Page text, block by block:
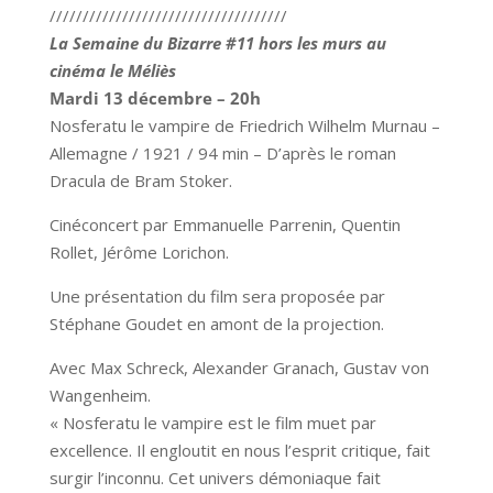
////////////////////////////////////
La Semaine du Bizarre #11 hors les murs au
cinéma le Méliès
Mardi 13 décembre – 20h
Nosferatu le vampire de Friedrich Wilhelm Murnau –
Allemagne / 1921 / 94 min – D’après le roman
Dracula de Bram Stoker.
Cinéconcert par Emmanuelle Parrenin, Quentin
Rollet, Jérôme Lorichon.
Une présentation du film sera proposée par
Stéphane Goudet en amont de la projection.
Avec Max Schreck, Alexander Granach, Gustav von
Wangenheim.
« Nosferatu le vampire est le film muet par
excellence. Il engloutit en nous l’esprit critique, fait
surgir l’inconnu. Cet univers démoniaque fait